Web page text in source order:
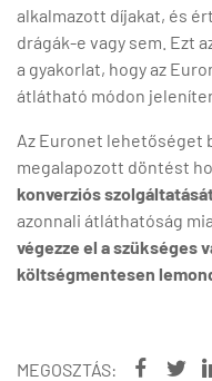
alkalmazott díjakat, és
drágák-e vagy sem. Ezt
a gyakorlat, hogy az
átlátható módon
Az Euronet lehetőséget
megalapozott döntést
konverziós
azonnali átláthatóság
végezze el a szükséges
költségmentesen
MEGOSZTÁS: